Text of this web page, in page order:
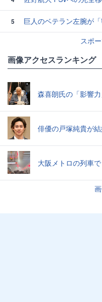
5
巨人のベテラン左腕が
スポ
画像アクセスランキング
森喜朗氏の「影響
俳優の戸塚純貴が
大阪メトロの列車で